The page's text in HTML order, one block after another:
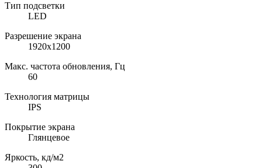
Тип подсветки
LED
Разрешение экрана
1920x1200
Макс. частота обновления, Гц
60
Технология матрицы
IPS
Покрытие экрана
Глянцевое
Яркость, кд/м2